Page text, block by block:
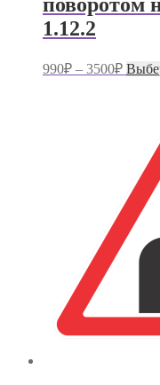
1.12.2
990₽ – 3500₽